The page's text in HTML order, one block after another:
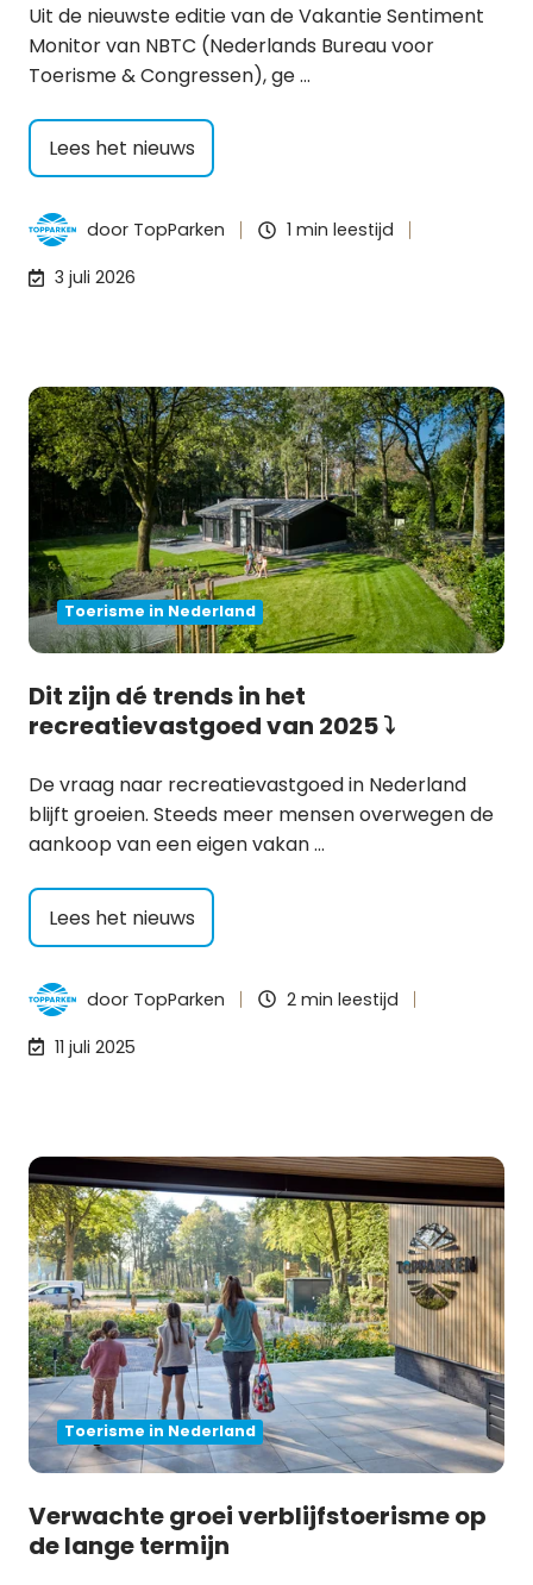
Uit de nieuwste editie van de Vakantie Sentiment
Monitor van NBTC (Nederlands Bureau voor
Toerisme & Congressen), ge …
Lees het nieuws
door TopParken
1 min leestijd
3 juli 2026
Dit zijn dé trends in het
recreatievastgoed van 2025 ⤵️
De vraag naar recreatievastgoed in Nederland
blijft groeien. Steeds meer mensen overwegen de
aankoop van een eigen vakan …
Lees het nieuws
door TopParken
2 min leestijd
11 juli 2025
Toerisme in Nederland
Verwachte groei verblijfstoerisme op
de lange termijn
Toerisme in Nederland